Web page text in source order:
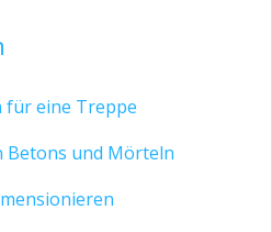
für eine Treppe
Betons und Mörteln